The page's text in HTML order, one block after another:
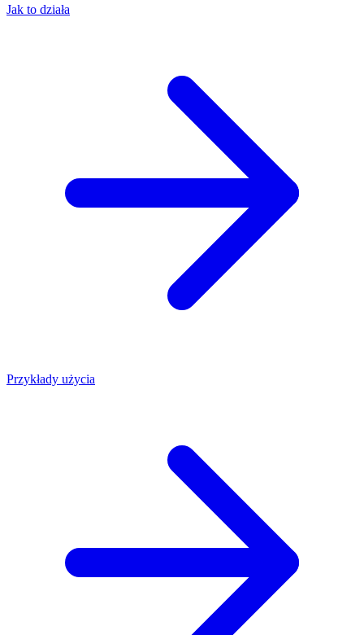
Jak to działa
Przykłady użycia